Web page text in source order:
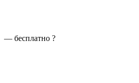
— бесплатно ?